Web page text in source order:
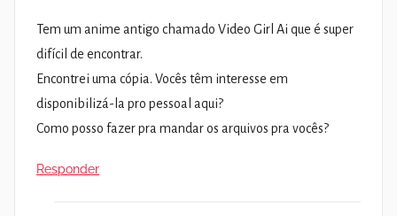
Tem um anime antigo chamado Video Girl Ai que é super
difícil de encontrar.
Encontrei uma cópia. Vocês têm interesse em
disponibilizá-la pro pessoal aqui?
Como posso fazer pra mandar os arquivos pra vocês?
Responder